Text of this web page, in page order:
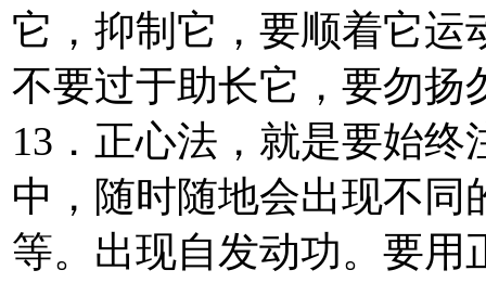
它，抑制它，要顺着它运
不要过于助长它，要勿扬
13．正心法，就是要始
中，随时随地会出现不同
等。出现自发动功。要用